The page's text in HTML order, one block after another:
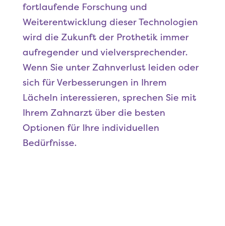
fortlaufende Forschung und
Weiterentwicklung dieser Technologien
wird die Zukunft der Prothetik immer
aufregender und vielversprechender.
Wenn Sie unter Zahnverlust leiden oder
sich für Verbesserungen in Ihrem
Lächeln interessieren, sprechen Sie mit
Ihrem Zahnarzt über die besten
Optionen für Ihre individuellen
Bedürfnisse.